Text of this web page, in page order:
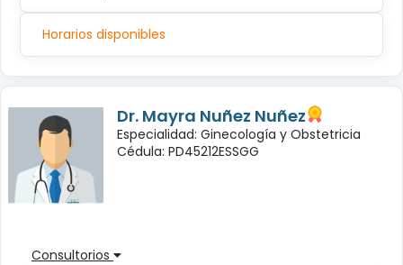
Horarios disponibles
Dr. Mayra Nuñez Nuñez
Especialidad: Ginecología y Obstetricia
Cédula: PD45212ESSGG
Consultorios